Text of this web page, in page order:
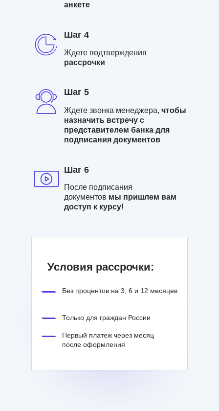
Шаг 4
Шаг 5
Шаг 6
анкете
Ждете подтверждения
рассрочки
Ждете звонка менеджера, чтобы
назначить встречу с
представителем банка для
подписания документов
После подписания
документов мы пришлем вам
доступ к курсу!
Условия рассрочки:
Без процентов на 3, 6 и 12 месяцев
Только для граждан России
Первый платеж через месяц
после оформления